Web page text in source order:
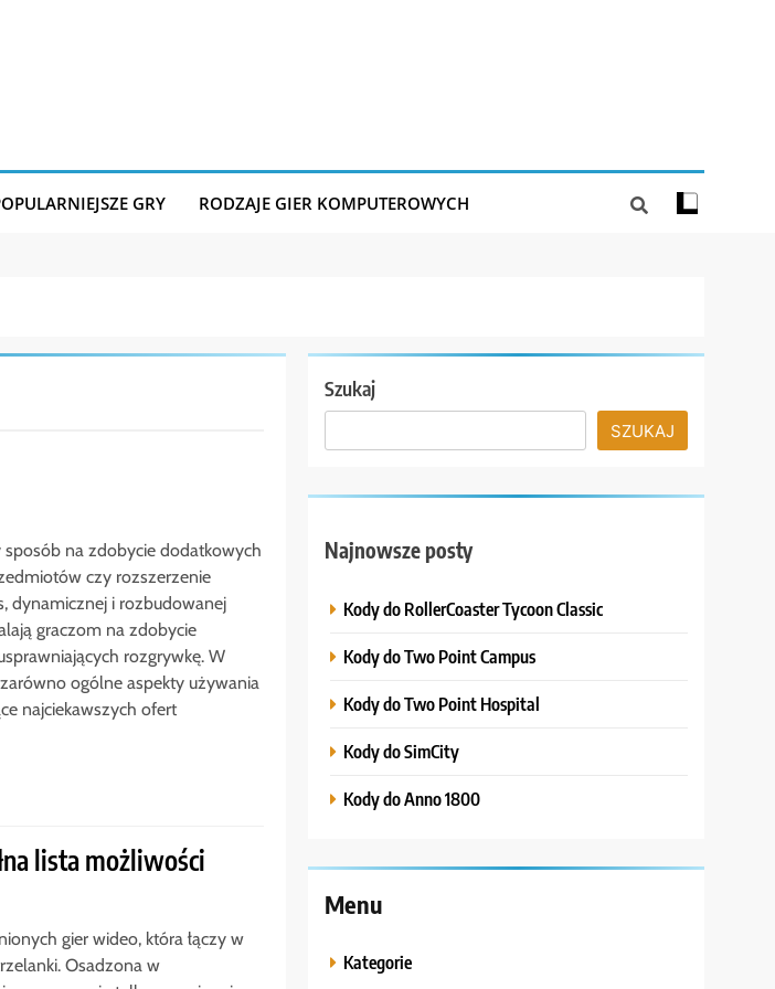
GRY RODZAJE GIER KOMPUTEROWYCH
na zdobycie dodatkowych
czy rozszerzenie
dynamicznej i rozbudowanej
graczom na zdobycie
rozgrywkę. W
ogólne aspekty używania
najciekawszych ofert
lista możliwości
gier wideo, która łączy w
Osadzona w
Szukaj
SZUKAJ
Najnowsze posty
Kody do RollerCoaster Tycoon Classic
Kody do Two Point Campus
Kody do Two Point Hospital
Kody do SimCity
Kody do Anno 1800
Menu
Kategorie